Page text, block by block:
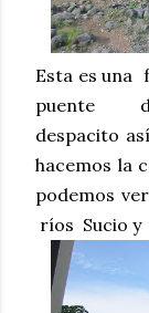
Esta es una
puente
despacito
hacemos la
podemos
ríos Sucio y